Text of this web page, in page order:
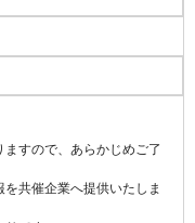
すので、あらかじめご了
共催企業へ提供いたしま